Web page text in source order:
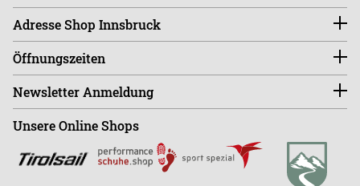
Adresse Shop Innsbruck
Andreas-Hofer-Straße 14
6020 Innsbruck, Austria
Shop+43 (0)664-88363270
Büro+43 (0)676-9408501
Öffnungszeiten
Sa - Mo ist der Shop GESCHLOSSEN!
Newsletter Anmeldung
Größentabellen
FAQ
Widerruf
Versandkosten
Retourenportal
Unsere Online Shops